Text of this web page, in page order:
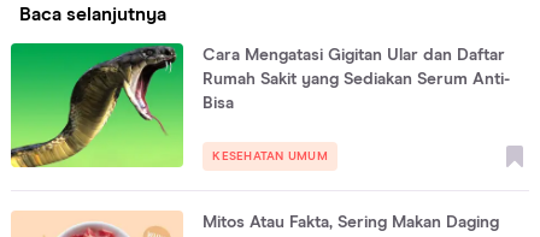
Baca selanjutnya
Cara Mengatasi Gigitan Ular dan Daftar
Rumah Sakit yang Sediakan Serum Anti-
Bisa
KESEHATAN UMUM
Mitos Atau Fakta, Sering Makan Daging